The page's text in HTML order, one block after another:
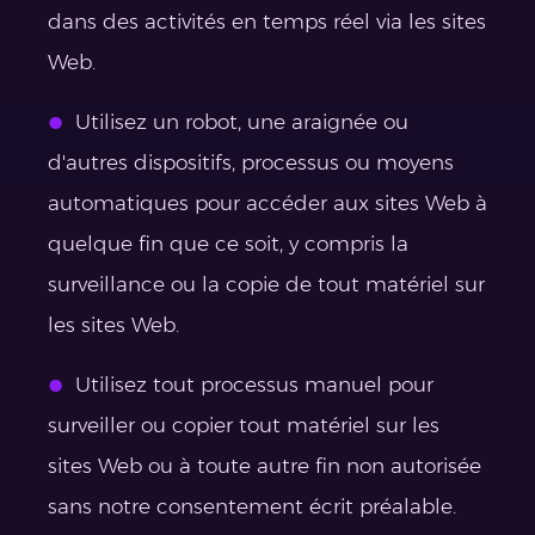
dans des activités en temps réel via les sites
Web.
Utilisez un robot, une araignée ou
d'autres dispositifs, processus ou moyens
automatiques pour accéder aux sites Web à
quelque fin que ce soit, y compris la
surveillance ou la copie de tout matériel sur
les sites Web.
Utilisez tout processus manuel pour
surveiller ou copier tout matériel sur les
sites Web ou à toute autre fin non autorisée
sans notre consentement écrit préalable.